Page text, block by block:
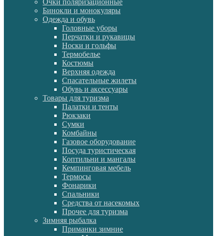
Очки поляризационные
Бинокли и монокуляры
Одежда и обувь
Головные уборы
Перчатки и рукавицы
Носки и гольфы
Термобелье
Костюмы
Верхняя одежда
Спасательные жилеты
Обувь и аксессуары
Товары для туризма
Палатки и тенты
Рюкзаки
Сумки
Комбайны
Газовое оборудование
Посуда туристическая
Коптильни и мангалы
Кемпинговая мебель
Термосы
Фонарики
Спальники
Средства от насекомых
Прочее для туризма
Зимняя рыбалка
Приманки зимние